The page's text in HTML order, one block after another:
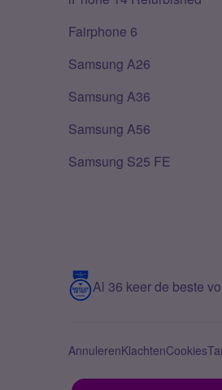
Fairphone 6
Samsung A26
Samsung A36
Samsung A56
Samsung S25 FE
Al 36 keer de beste
AnnulerenKlachtenCookies